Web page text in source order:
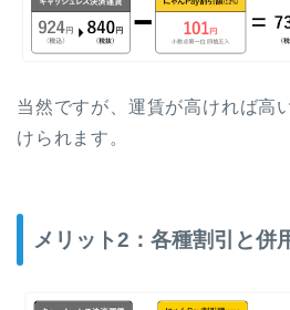
当然ですが、運賃が高ければ高
けられます。
メリット2：各種割引と併